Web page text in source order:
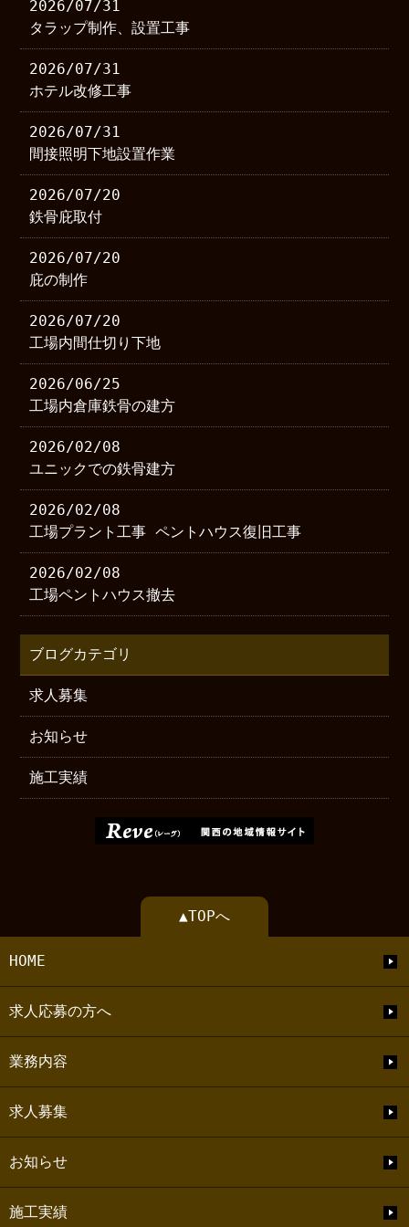
2026/07/31
タラップ制作、設置工事
2026/07/31
ホテル改修工事
2026/07/31
間接照明下地設置作業
2026/07/20
鉄骨庇取付
2026/07/20
庇の制作
2026/07/20
工場内間仕切り下地
2026/06/25
工場内倉庫鉄骨の建方
2026/02/08
ユニックでの鉄骨建方
2026/02/08
工場プラント工事 ペントハウス復旧工事
2026/02/08
工場ペントハウス撤去
ブログカテゴリ
求人募集
お知らせ
施工実績
▲TOPへ
HOME
求人応募の方へ
業務内容
求人募集
お知らせ
施工実績